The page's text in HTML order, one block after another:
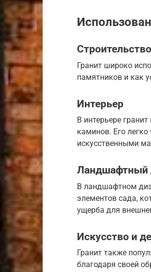
Строительство
Гранит широко
памятников и как
Интерьер
В интерьере
каминов. Его
искусственными
Ландшафтный
В ландшафтном
элементов сада,
ущерба для
Искусство и
Гранит также
благодаря своей